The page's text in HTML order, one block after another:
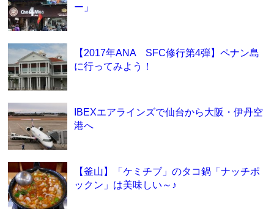
ー」
【2017年ANA SFC修行第4弾】ペナン島
に行ってみよう！
IBEXエアラインズで仙台から大阪・伊丹空
港へ
【釜山】「ケミチブ」のタコ鍋「ナッチポ
ックン」は美味しい～♪